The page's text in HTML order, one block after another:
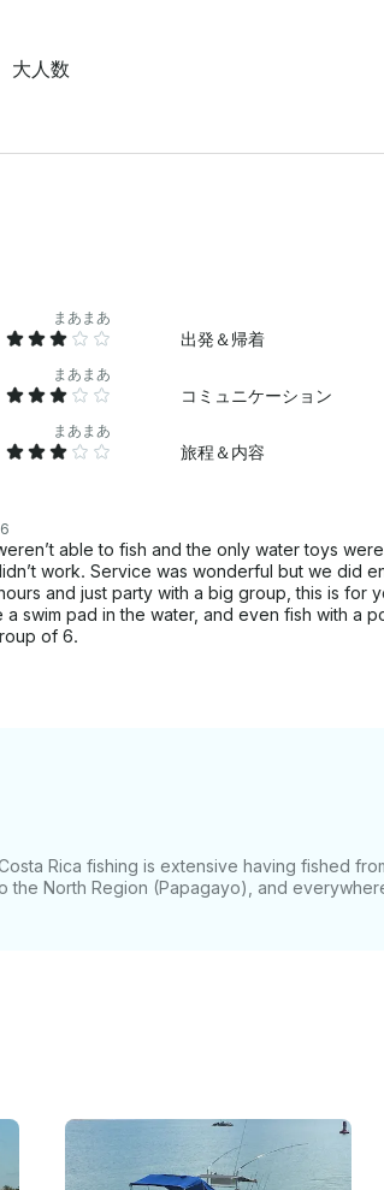
大人数
まあまあ
出発＆帰着
まあまあ
コミュニケーション
まあまあ
旅程＆内容
able to fish and the only water toys
work. Service was wonderful but we did
and just party with a big group, this is for
swim pad in the water, and even fish with a
of 6.
Rica fishing is extensive having fished
the North Region (Papagayo), and